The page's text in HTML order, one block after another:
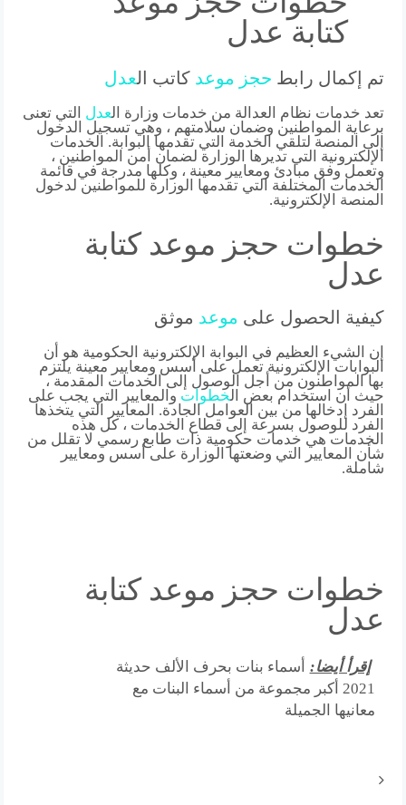
كتابة عدل
تم إكمال رابط حجز موعد كاتب العدل
تعد خدمات نظام العدالة من خدمات وزارة ال عدل التي تعنى
برعاية المواطنين وضمان سلامتهم ، وهي تسجيل الدخول
إلى المنصة لتلقي الخدمة التي تقدمها البوابة. الخدمات
الإلكترونية التي تديرها الوزارة لضمان أمن المواطنين ،
وتعمل وفق مبادئ ومعايير معينة ، وكلها مدرجة في قائمة
الخدمات المختلفة التي تقدمها الوزارة للمواطنين لدخول
المنصة الإلكترونية.
خطوات حجز موعد كتابة
عدل
كيفية الحصول على موعد موثق
إن الشيء العظيم في البوابة الإلكترونية الحكومية هو أن
البوابات الإلكترونية تعمل على أسس ومعايير معينة يلتزم
بها المواطنون من أجل الوصول إلى الخدمات المقدمة ،
حيث أن استخدام بعض ال خطوات والمعايير التي يجب على
الفرد إدخالها من بين العوامل الجادة. المعايير التي يتخذها
الفرد للوصول بسرعة إلى قطاع الخدمات ، كل هذه
الخدمات هي خدمات حكومية ذات طابع رسمي لا تقلل من
شأن المعايير التي وضعتها الوزارة على أسس ومعايير
شاملة.
خطوات حجز موعد كتابة
عدل
إقرأ أيضا:
أسماء بنات بحرف الألف حديثة
2021 أكبر مجموعة من أسماء البنات مع
معانيها الجميلة